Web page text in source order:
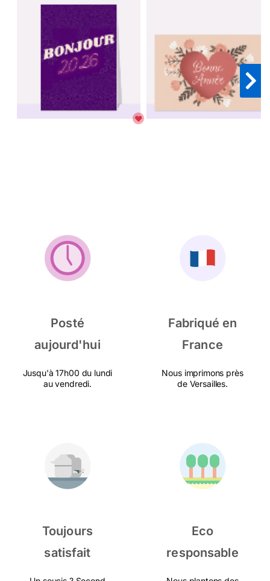
Posté
aujourd'hui
Jusqu'à 17h00 du lundi
au vendredi.
Fabriqué en
France
Nous imprimons près
de Versailles.
Toujours
satisfait
Eco
responsable